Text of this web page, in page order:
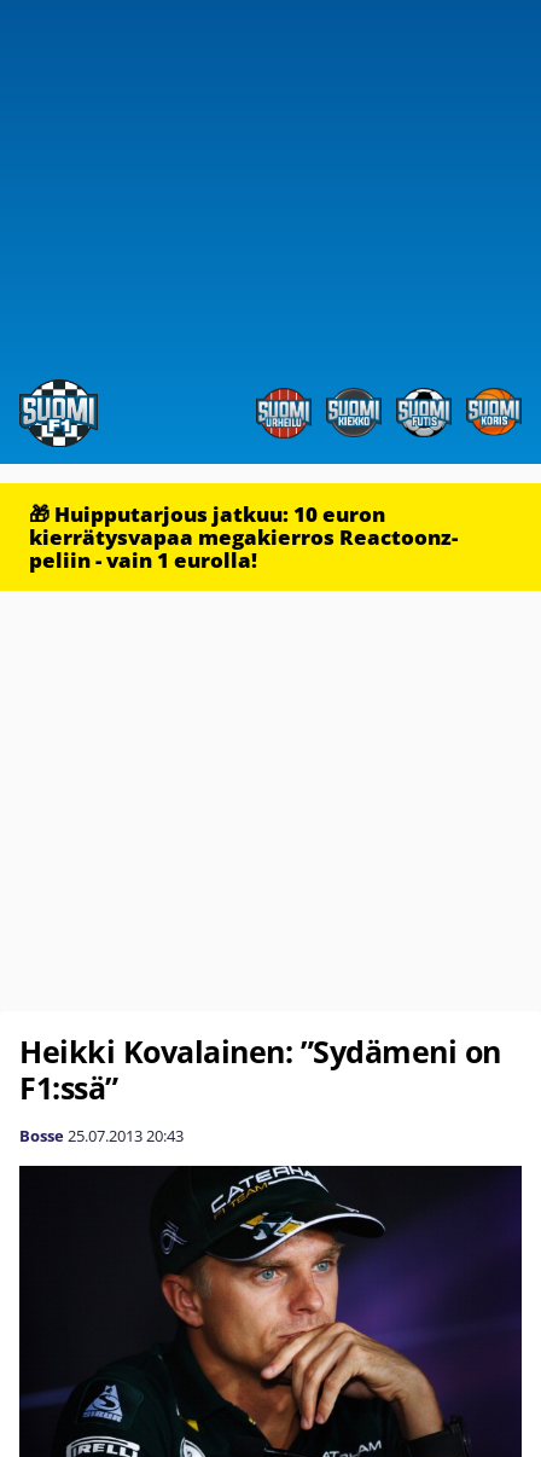
🎁 Huipputarjous jatkuu: 10 euron
kierrätysvapaa megakierros Reactoonz-
peliin - vain 1 eurolla!
Heikki Kovalainen: ”Sydämeni on
F1:ssä”
Bosse25.07.201320:43